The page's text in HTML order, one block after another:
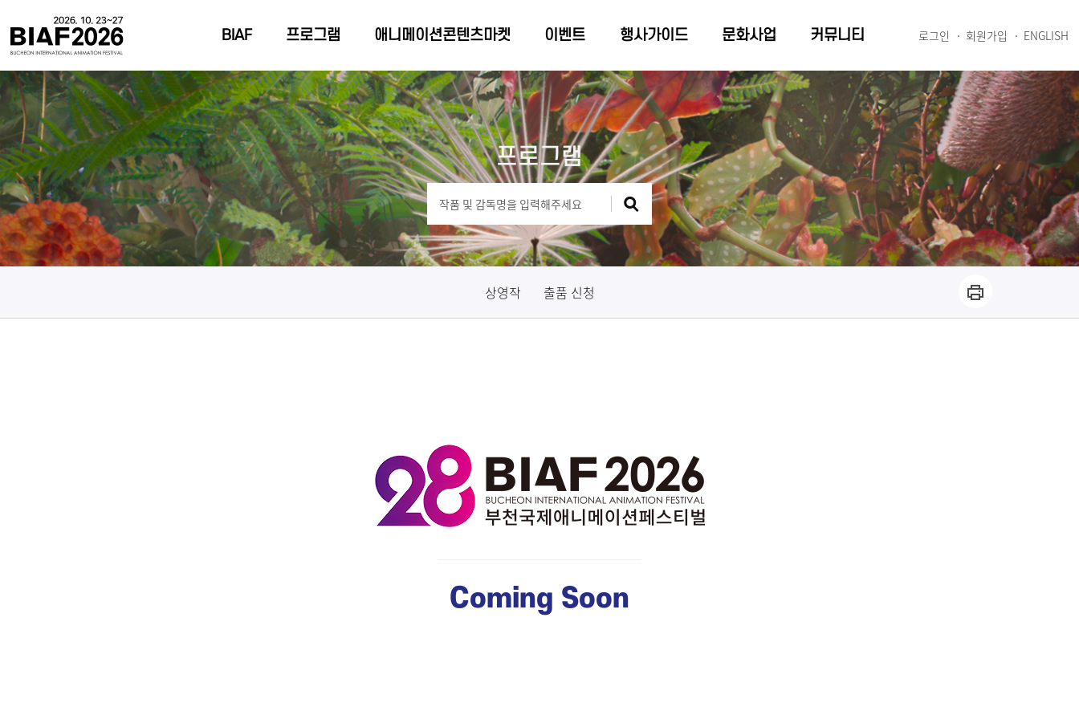
BIAF 프로그램 애니메이션콘텐츠마켓 이벤트 행사가이드 문화사업 커뮤니티 로그인 회원가입 ENGLISH
프로그램
상영작 출품 신청
Coming Soon